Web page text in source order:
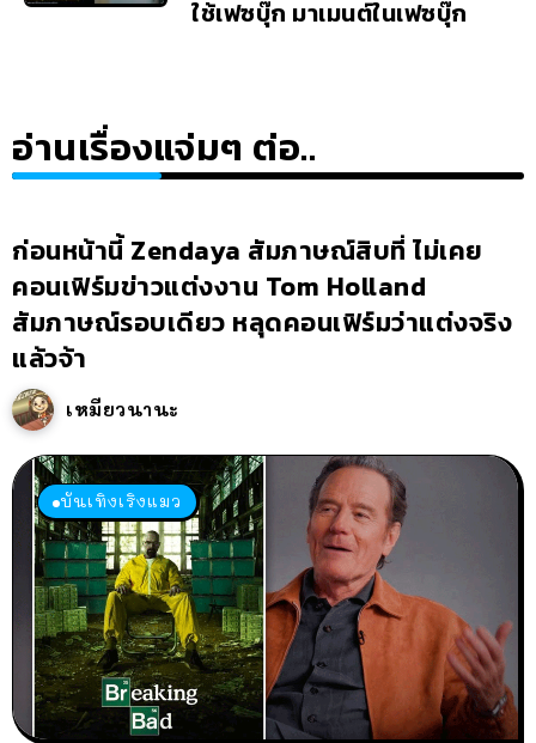
ใช้เฟซบุ๊ก มาเมนต์ในเฟซบุ๊ก
อ่านเรื่องแจ่มๆ ต่อ..
ก่อนหน้านี้ Zendaya สัมภาษณ์สิบที่ ไม่เคย
คอนเฟิร์มข่าวแต่งงาน Tom Holland
สัมภาษณ์รอบเดียว หลุดคอนเฟิร์มว่าแต่งจริง
แล้วจ้า
เหมียวนานะ
บันเทิงเริงแมว